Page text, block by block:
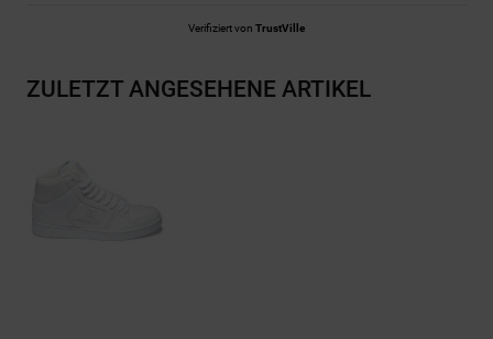
Verifiziert von TrustVille
ZULETZT ANGESEHENE ARTIKEL